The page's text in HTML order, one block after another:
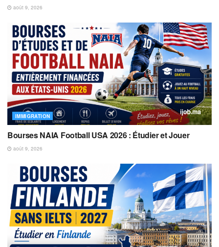
août 9, 2026
IMMIGRATION
Bourses NAIA Football USA 2026 : Étudier et Jouer
août 9, 2026